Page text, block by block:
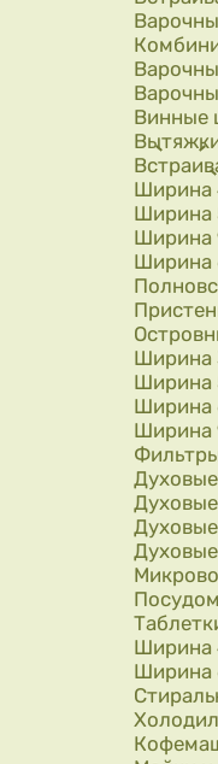
Винные
Ширина
Ширина
Ширина
Ширина
Ширина
Ширина
Ширина
Ширина
Ширина
Ширина